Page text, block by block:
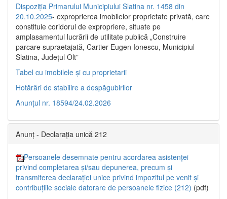
Dispoziția Primarului Municipiului Slatina nr. 1458 din
20.10.2025- exproprierea imobilelor proprietate privată, care
constituie coridorul de expropriere, situate pe
amplasamentul lucrării de utilitate publică „Construire
parcare supraetajată, Cartier Eugen Ionescu, Municipiul
Slatina, Județul Olt”
Tabel cu imobilele și cu proprietarii
Hotărâri de stabilire a despăgubirilor
Anunțul nr. 18594/24.02.2026
Anunț - Declarația unică 212
Persoanele desemnate pentru acordarea asistenței
privind completarea și/sau depunerea, precum și
transmiterea declarației unice privind impozitul pe venit și
contribuțiile sociale datorare de persoanele fizice (212) (pdf)